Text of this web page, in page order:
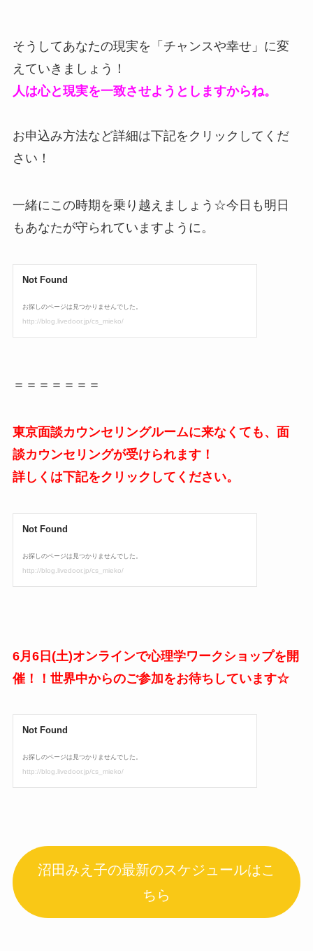
そうしてあなたの現実を「チャンスや幸せ」に変
えていきましょう！
人は心と現実を一致させようとしますからね。
お申込み方法など詳細は下記をクリックしてくだ
さい！
一緒にこの時期を乗り越えましょう☆今日も明日
もあなたが守られていますように。
＝＝＝＝＝＝＝
東京面談カウンセリングルームに来なくても、面
談カウンセリングが受けられます！
詳しくは下記をクリックしてください。
6月6日(土)オンラインで心理学ワークショップを開
催！！世界中からのご参加をお待ちしています☆
沼田みえ子の最新のスケジュールはこ
ちら